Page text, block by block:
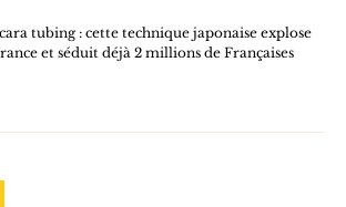
tubing : cette technique japonaise explose
et séduit déjà 2 millions de Françaises